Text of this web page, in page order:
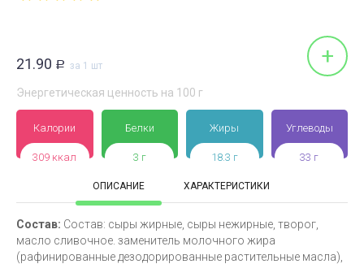
21.90 Р за 1 шт +
Энергетическая ценность на 100 г
Калории
309 ккал
Белки
3 г
Жиры
18.3 г
Углеводы
33 г
ОПИСАНИЕ ХАРАКТЕРИСТИКИ
Состав: Состав: сыры жирные, сыры нежирные, творог,
масло сливочное. заменитель молочного жира
(рафинированные дезодорированные растительные масла),